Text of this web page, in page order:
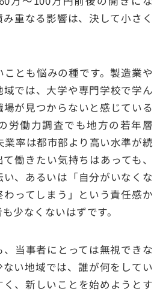
重なる影響は、決して小さく
とも悩みの種です。製造業や
では、大学や専門学校で学ん
が見つからないと感じている
労働力調査でも地方の若年層
業率は都市部より高い水準が続
働きたい気持ちはあっても、
、あるいは「自分がいなくな
ってしまう」という責任感か
少なくないはずです。
当事者にとっては無視できな
い地域では、誰が何をしてい
、新しいことを始めようとす